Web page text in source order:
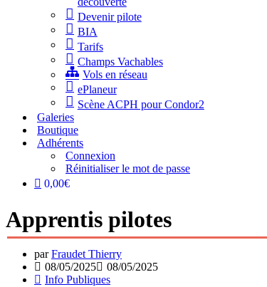
Devenir pilote
BIA
Tarifs
Champs Vachables
Vols en réseau
ePlaneur
Scène ACPH pour Condor2
Galeries
Boutique
Adhérents
Connexion
Réinitialiser le mot de passe
0,00€
Apprentis pilotes
parFraudet Thierry
08/05/2025
08/05/2025
Info Publiques